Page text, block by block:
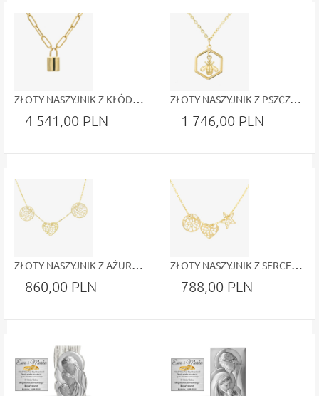
ZŁOTY NASZYJNIK Z KŁÓDKĄ – SYMBOL BEZPIECZEŃSTWA I STYLOWEJ ELEGANCJI
4 541,00 PLN
ZŁOTY NASZYJNIK Z PSZCZOŁĄ – HOŁD DLA NATURY
1 746,00 PLN
ZŁOTY NASZYJNIK Z AŻUROWYMI ZAWIESZKAMI – ELEGANCJA W ORNAMENTACH
860,00 PLN
ZŁOTY NASZYJNIK Z SERCEM, GWIAZDĄ I OKRĘGIEM – WYRAFINOWANA ELEGANCJA
788,00 PLN